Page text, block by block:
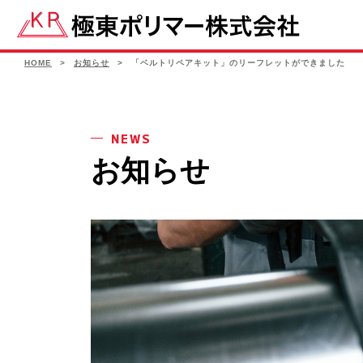
HOME > お知らせ > 「ベルトリペアキット」のリーフレットができました
NEWS
お知らせ